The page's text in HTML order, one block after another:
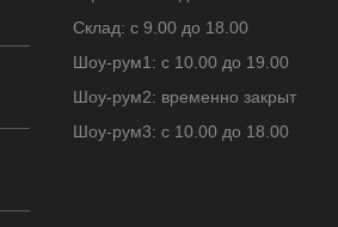
Склад: с 9.00 до 18.00
Шоу-рум1: с 10.00 до 19.00
Шоу-рум2: временно закрыт
Шоу-рум3: с 10.00 до 18.00